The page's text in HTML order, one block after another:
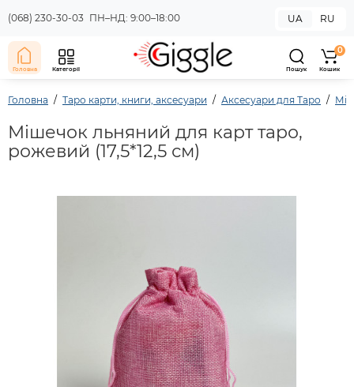
(068) 230-30-03 ПН–НД: 9:00–18:00 UA RU
Головна Категорії Пошук
0
Кошик
Головна Таро карти, книги, аксесуари Аксесуари для Таро
Мішечок льняний для карт таро,
рожевий (17,5*12,5 см)